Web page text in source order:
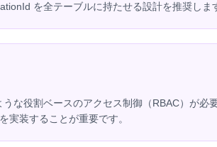
を全テーブルに持たせる設計を推奨しま
な役割ベースのアクセス制御（RBAC）が必
実装することが重要です。